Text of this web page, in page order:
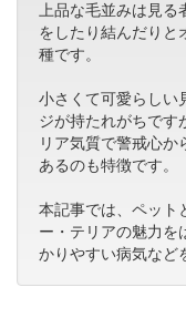
上品な毛並みは見
をしたり結んだりと
種です。
小さくて可愛らしい
ジが持たれがちです
リア気質で警戒心
あるのも特徴です。
本記事では、ペット
ー・テリアの魅力を
かりやすい病気など